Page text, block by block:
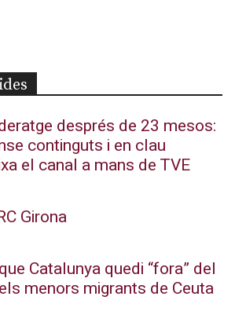
després de 23 mesos:
continguts i en clau
el canal a mans de TVE
Girona
Catalunya quedi “fora” del
menors migrants de Ceuta